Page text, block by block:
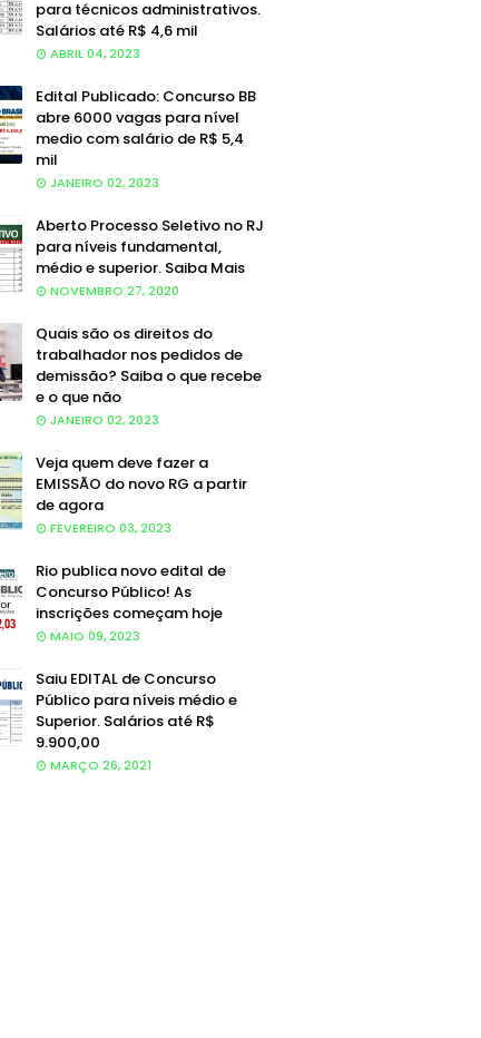
para técnicos administrativos.
Salários até R$ 4,6 mil
ABRIL 04, 2023
Edital Publicado: Concurso BB
abre 6000 vagas para nível
medio com salário de R$ 5,4
mil
JANEIRO 02, 2023
Aberto Processo Seletivo no RJ
para níveis fundamental,
médio e superior. Saiba Mais
NOVEMBRO 27, 2020
Quais são os direitos do
trabalhador nos pedidos de
demissão? Saiba o que recebe
e o que não
JANEIRO 02, 2023
Veja quem deve fazer a
EMISSÃO do novo RG a partir
de agora
FEVEREIRO 03, 2023
Rio publica novo edital de
Concurso Público! As
inscrições começam hoje
MAIO 09, 2023
Saiu EDITAL de Concurso
Público para níveis médio e
Superior. Salários até R$
9.900,00
MARÇO 26, 2021